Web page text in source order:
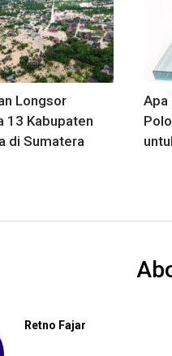
Longsor
13 Kabupaten
di Sumatera
Apa
Retno Fajar